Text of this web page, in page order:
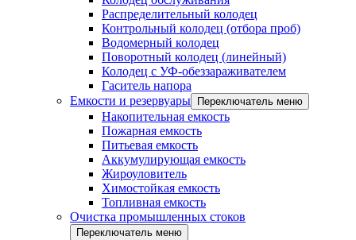
Распределительный колодец
Контрольный колодец (отбора проб)
Водомерный колодец
Поворотный колодец (линейный)
Колодец с УФ-обеззараживателем
Гаситель напора
Емкости и резервуары
Переключатель меню
Накопительная емкость
Пожарная емкость
Питьевая емкость
Аккумулирующая емкость
Жироуловитель
Химостойкая емкость
Топливная емкость
Очистка промышленных стоков
Переключатель меню